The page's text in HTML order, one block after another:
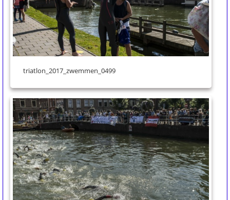
triatlon_2017_zwemmen_0499